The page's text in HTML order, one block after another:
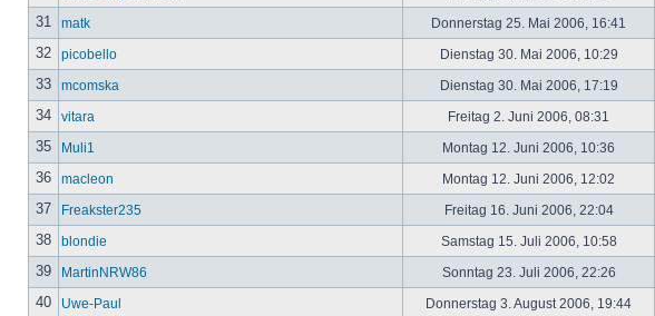
31
matk Donnerstag 25. Mai 2006, 16:41
32
picobello Dienstag 30. Mai 2006, 10:29
33
mcomska Dienstag 30. Mai 2006, 17:19
34
vitara Freitag 2. Juni 2006, 08:31
35
Muli1 Montag 12. Juni 2006, 10:36
36
macleon Montag 12. Juni 2006, 12:02
37
Freakster235 Freitag 16. Juni 2006, 22:04
38
blondie Samstag 15. Juli 2006, 10:58
39
MartinNRW86 Sonntag 23. Juli 2006, 22:26
40
Uwe-Paul Donnerstag 3. August 2006, 19:44